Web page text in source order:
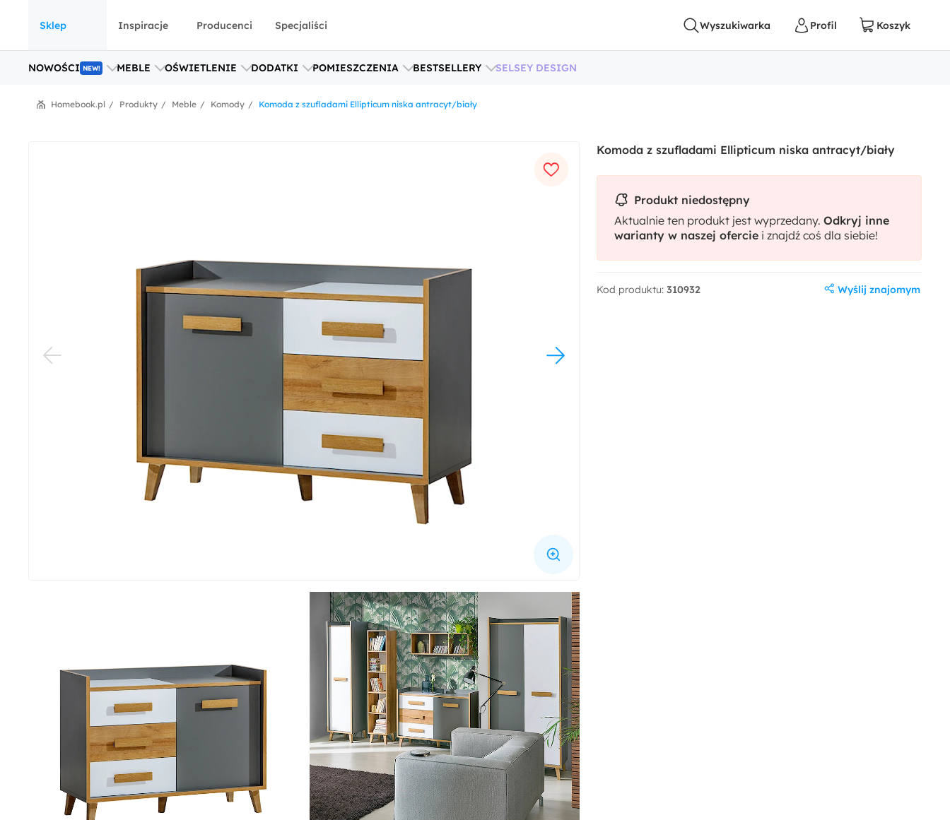
Sklep
NOWOŚCI NEW! MEBLE OŚWIETLENIE DODATKI POMIESZCZENIA BESTSELLERY SELSEY DESIGN
Inspiracje Producenci Specjaliści
Komoda z szufladami Ellipticum niska antracyt/biały
Komody
Meble
Produkty
Homebook.pl
Komoda z szufladami Ellipticum niska antracyt/biały
Produkt niedostępny
Aktualnie ten produkt jest wyprzedany. Odkryj inne
warianty w naszej ofercie i znajdź coś dla siebie!
Kod produktu: 310932 Wyślij znajomym